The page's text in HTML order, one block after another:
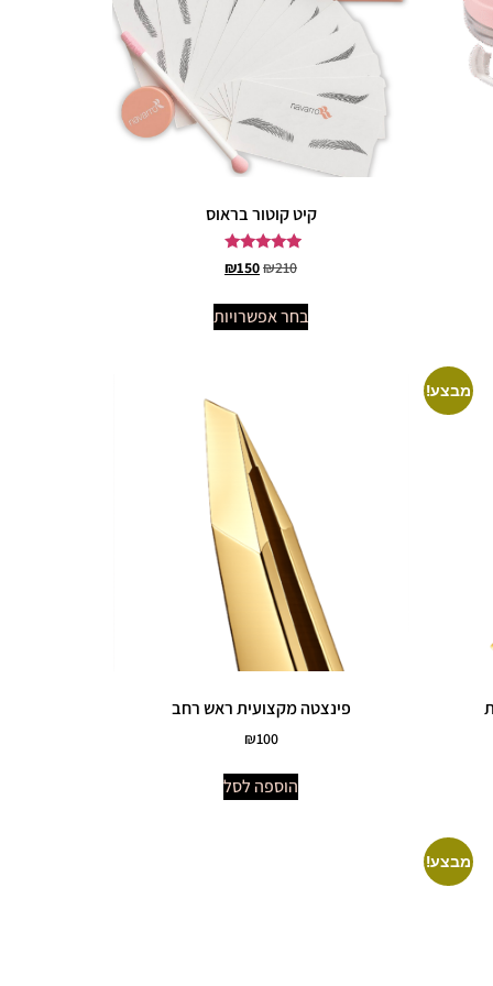
קיט קוטור בראוס
דורג
5.00
₪210
₪150
בחר אפשרויות
מבצע!
פינצטה מקצועית ראש רחב
₪100
הוספה לסל
מבצע!